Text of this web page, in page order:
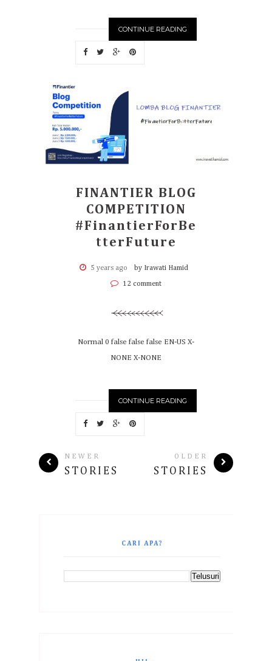
CONTINUE READING
FINANTIER BLOG
COMPETITION
#FinantierForBe
tterFuture
5 years ago by Irawati Hamid
12 comment
Normal 0 false false false EN-US X-
NONE X-NONE
CONTINUE READING
NEWER
STORIES
OLDER
STORIES
CARI APA?